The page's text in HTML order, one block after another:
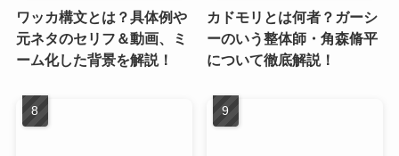
ワッカ構文とは？具体例や
元ネタのセリフ＆動画、ミ
ーム化した背景を解説！
カドモリとは何者？ガーシ
ーのいう整体師・角森脩平
について徹底解説！